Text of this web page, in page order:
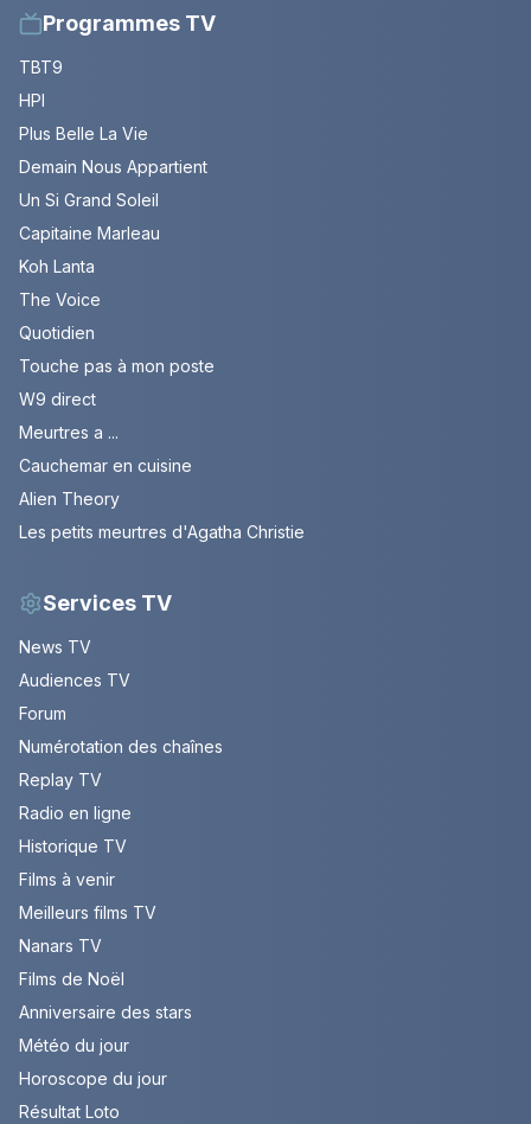
Programmes TV
TBT9
HPI
Plus Belle La Vie
Demain Nous Appartient
Un Si Grand Soleil
Capitaine Marleau
Koh Lanta
The Voice
Quotidien
Touche pas à mon poste
W9 direct
Meurtres a ...
Cauchemar en cuisine
Alien Theory
Les petits meurtres d'Agatha Christie
Services TV
News TV
Audiences TV
Forum
Numérotation des chaînes
Replay TV
Radio en ligne
Historique TV
Films à venir
Meilleurs films TV
Nanars TV
Films de Noël
Anniversaire des stars
Météo du jour
Horoscope du jour
Résultat Loto